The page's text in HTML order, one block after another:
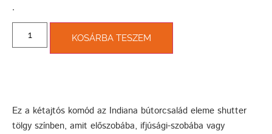
­.
KOSÁRBA TESZEM
Ez a kétajtós komód az Indiana bútorcsalád eleme shutter
tölgy színben, amit előszobába, ifjúsági-szobába vagy